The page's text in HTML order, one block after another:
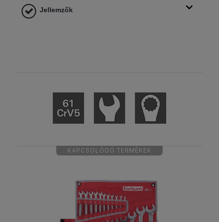
Jellemzők
KAPCSOLÓDÓ TERMÉKEK